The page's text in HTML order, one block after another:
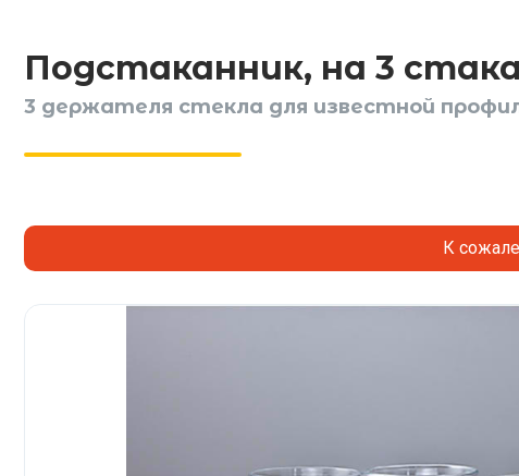
Подстаканник, на 3
3 держателя стекла для известной
К